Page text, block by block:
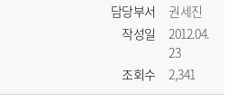
담당부서
권세진
작성일
2012.04.
23
조회수
2,341